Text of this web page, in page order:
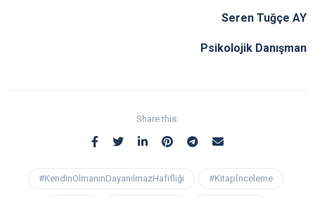
Seren Tuğçe AY
Psikolojik Danışman
Share this:
#KendinOlmanınDayanılmazHafifliği #Kitapİnceleme